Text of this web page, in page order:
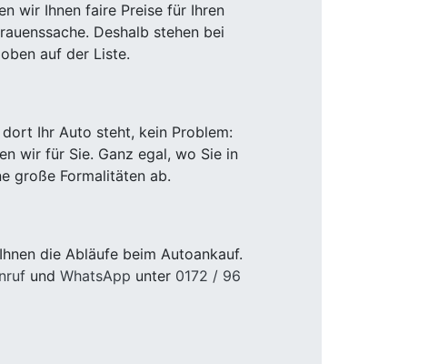
wir Ihnen faire Preise für Ihren
Deshalb stehen bei
auf der Liste.
Ihr Auto steht, kein Problem:
wir für Sie. Ganz egal, wo Sie in
große Formalitäten ab.
die Abläufe beim Autoankauf.
und WhatsApp unter 0172 / 96